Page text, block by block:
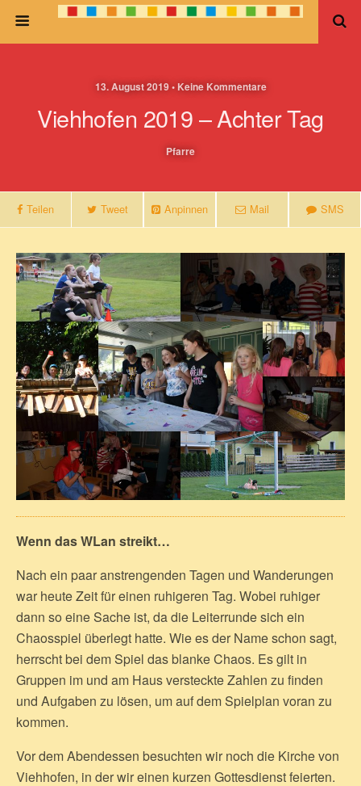
13. August 2019 • Keine Kommentare
Viehhofen 2019 – Achter Tag
Pfarre
Teilen Tweet Anpinnen Mail SMS
Wenn das WLan streikt…
Nach ein paar anstrengenden Tagen und Wanderungen
war heute Zeit für einen ruhigeren Tag. Wobei ruhiger
dann so eine Sache ist, da die Leiterrunde sich ein
Chaosspiel überlegt hatte. Wie es der Name schon sagt,
herrscht bei dem Spiel das blanke Chaos. Es gilt in
Gruppen im und am Haus versteckte Zahlen zu finden
und Aufgaben zu lösen, um auf dem Spielplan voran zu
kommen.
Vor dem Abendessen besuchten wir noch die Kirche von
Viehhofen, in der wir einen kurzen Gottesdienst feierten.